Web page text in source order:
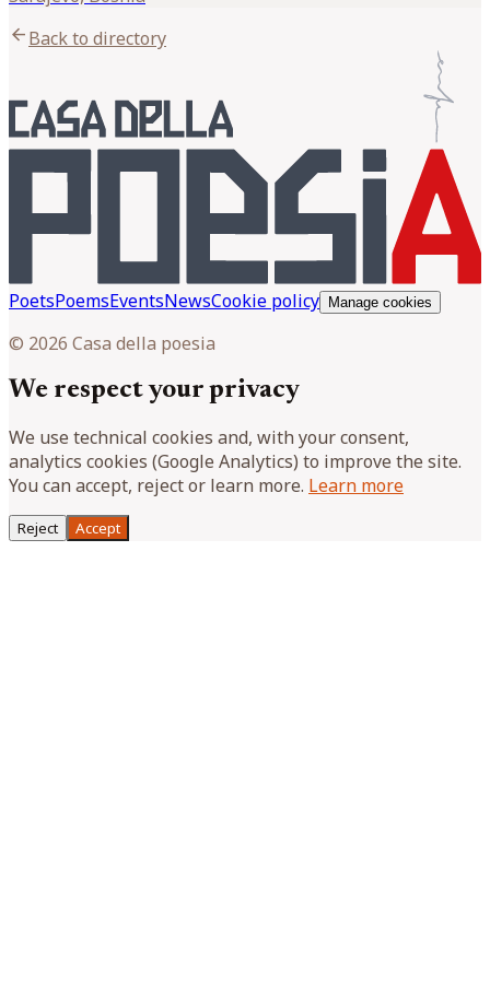
arrow_backBack to directory
PoetsPoemsEventsNewsCookie policy Manage cookies
© 2026 Casa della poesia
We respect your privacy
We use technical cookies and, with your consent,
analytics cookies (Google Analytics) to improve the site.
You can accept, reject or learn more. Learn more
Reject Accept